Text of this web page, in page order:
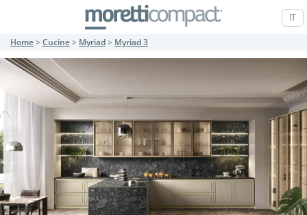
IT
Home> Cucine> Myriad> Myriad 3